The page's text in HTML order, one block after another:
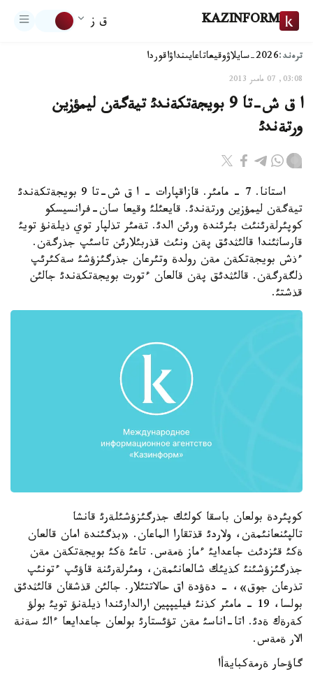
KAZINFORM ق ز
ترەند:2026-سايلاۋ وقيعاتاعايىنداۋاقوردا
03:08, 07 مامىر 2013
ا ق ش-تا 9 بويجةتكةندئ تيةگةن ليمؤزين
ورتةندئ
استانا. 7 - مامئر. قازاقپارات - ا ق ش-تا 9 بويجةتكةندئ
تيةگةن ليمؤزين ورتةندئ. قايعئلئ وقيعا سان-فرانسيسكو
كوپئرلةرئنئث بئرئندة ورئن الدئ. تةمئر تذلپار توي ذيلةنؤ تويئ
قارساثئندا قالئثدئق پةن ونئث قذربئلارئن تاسئپ جذرگةن.
ءذش بويجةتكةن مةن رولدة وتئرعان جذرگئزؤشئ سةكئرئپ
ذلگةرگةن. قالئثدئق پةن قالعان ءتورت بويجةتكةندئ جالئن
قذشتئ.
كوپئردة بولعان باسقا كولئك جذرگئزؤشئلةرئ قانشا
تالپئنعانئمةن، ولاردئ قذتقارا الماعان. «بذگئندة امان قالعان
ةكئ قئزدئث جاعدايئ ءماز ةمةس. تاعئ ةكئ بويجةتكةن مةن
جذرگئزؤشئنئ كذيئك شالعانئمةن، ومئرلةرئنة قاؤئپ ءتونئپ
تذرعان جوق»، - دةؤدة اق حالاتتئلار. جالئن قذشقان قالئثدئق
بولسا، 19 - مامئر كذنئ فيليپپين ارالدارئندا ذيلةنؤ تويئ بولؤ
كةرةك ةدئ. اتا-اناسئ مةن تؤئستارئ بولعان جاعدايعا ءالئ سةنة
الار ةمةس.
گاؤحار ةرمةكبايةأا